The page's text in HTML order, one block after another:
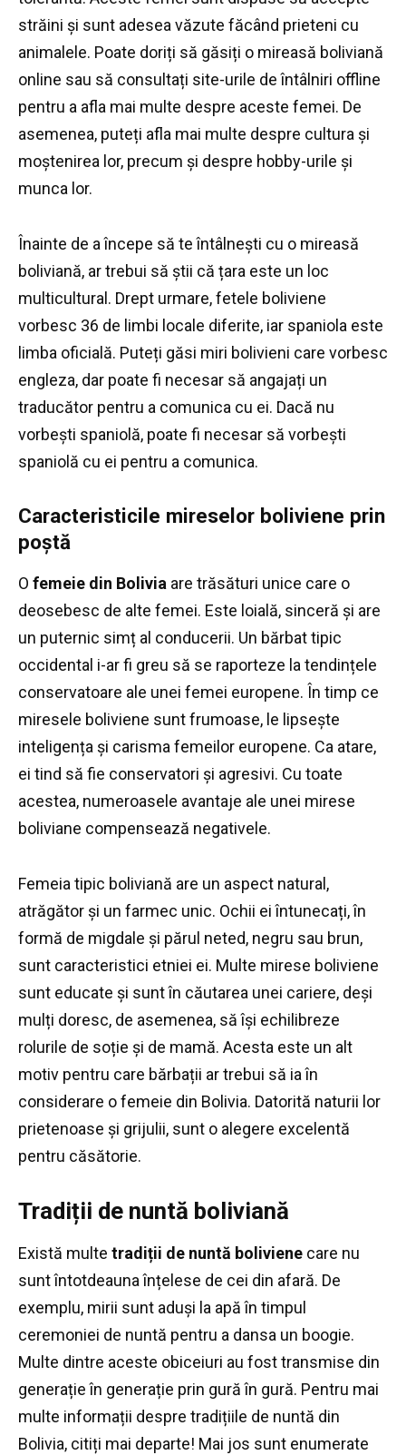
străini și sunt adesea văzute făcând prieteni cu
animalele. Poate doriți să găsiți o mireasă boliviană
online sau să consultați site-urile de întâlniri offline
pentru a afla mai multe despre aceste femei. De
asemenea, puteți afla mai multe despre cultura și
moștenirea lor, precum și despre hobby-urile și
munca lor.
Înainte de a începe să te întâlnești cu o mireasă
boliviană, ar trebui să știi că țara este un loc
multicultural. Drept urmare, fetele boliviene
vorbesc 36 de limbi locale diferite, iar spaniola este
limba oficială. Puteți găsi miri bolivieni care vorbesc
engleza, dar poate fi necesar să angajați un
traducător pentru a comunica cu ei. Dacă nu
vorbești spaniolă, poate fi necesar să vorbești
spaniolă cu ei pentru a comunica.
Caracteristicile mireselor boliviene prin
poștă
O femeie din Bolivia are trăsături unice care o
deosebesc de alte femei. Este loială, sinceră și are
un puternic simț al conducerii. Un bărbat tipic
occidental i-ar fi greu să se raporteze la tendințele
conservatoare ale unei femei europene. În timp ce
miresele boliviene sunt frumoase, le lipsește
inteligența și carisma femeilor europene. Ca atare,
ei tind să fie conservatori și agresivi. Cu toate
acestea, numeroasele avantaje ale unei mirese
boliviane compensează negativele.
Femeia tipic boliviană are un aspect natural,
atrăgător și un farmec unic. Ochii ei întunecați, în
formă de migdale și părul neted, negru sau brun,
sunt caracteristici etniei ei. Multe mirese boliviene
sunt educate și sunt în căutarea unei cariere, deși
mulți doresc, de asemenea, să își echilibreze
rolurile de soție și de mamă. Acesta este un alt
motiv pentru care bărbații ar trebui să ia în
considerare o femeie din Bolivia. Datorită naturii lor
prietenoase și grijulii, sunt o alegere excelentă
pentru căsătorie.
Tradiții de nuntă boliviană
Există multe tradiții de nuntă boliviene care nu
sunt întotdeauna înțelese de cei din afară. De
exemplu, mirii sunt aduși la apă în timpul
ceremoniei de nuntă pentru a dansa un boogie.
Multe dintre aceste obiceiuri au fost transmise din
generație în generație prin gură în gură. Pentru mai
multe informații despre tradițiile de nuntă din
Bolivia, citiți mai departe! Mai jos sunt enumerate